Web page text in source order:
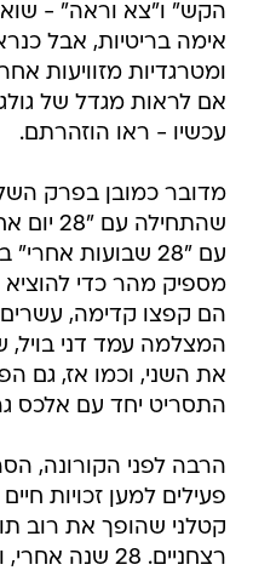
הקש" ו"צא וראה" -
אימה בריטיות, אבל
ומטרגדיות מזוויעות
אם לראות מגדל של
עכשיו - ראו הוזהרתם.
מדובר כמובן בפרק
הם קפצו קדימה, עשרים
המצלמה עמד דני בויל,
את השני, וכמו אז, גם
התסריט יחד עם אלכס
הרבה לפני הקורונה,
פעילים למען זכויות
קטלני שהופך את רוב
רצחניים. 28